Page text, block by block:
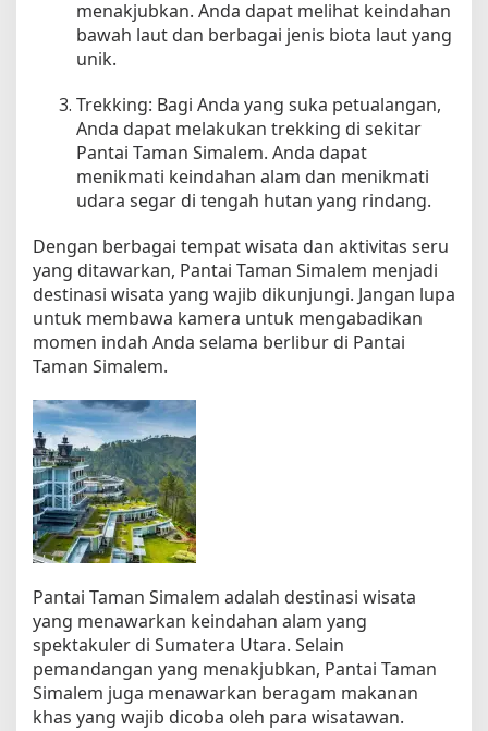
menakjubkan. Anda dapat melihat keindahan
bawah laut dan berbagai jenis biota laut yang
unik.
Trekking: Bagi Anda yang suka petualangan,
Anda dapat melakukan trekking di sekitar
Pantai Taman Simalem. Anda dapat
menikmati keindahan alam dan menikmati
udara segar di tengah hutan yang rindang.
Dengan berbagai tempat wisata dan aktivitas seru
yang ditawarkan, Pantai Taman Simalem menjadi
destinasi wisata yang wajib dikunjungi. Jangan lupa
untuk membawa kamera untuk mengabadikan
momen indah Anda selama berlibur di Pantai
Taman Simalem.
Pantai Taman Simalem adalah destinasi wisata
yang menawarkan keindahan alam yang
spektakuler di Sumatera Utara. Selain
pemandangan yang menakjubkan, Pantai Taman
Simalem juga menawarkan beragam makanan
khas yang wajib dicoba oleh para wisatawan.